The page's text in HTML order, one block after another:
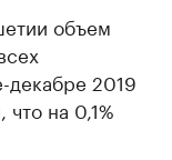
объем
декабре 2019
что на 0,1%